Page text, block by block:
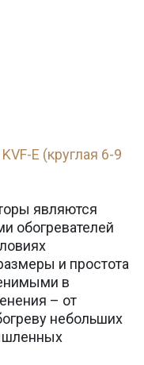
E (круглая 6-9
являются
обогревателей
и простота
в
– от
небольших